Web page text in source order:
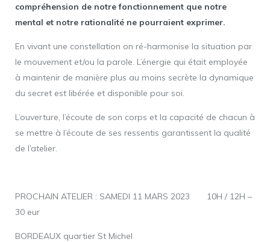
compréhension de notre fonctionnement que notre
mental et notre rationalité ne pourraient exprimer.
En vivant une constellation on ré-harmonise la situation par
le mouvement et/ou la parole. L’énergie qui était employée
à maintenir de manière plus au moins secrète la dynamique
du secret est libérée et disponible pour soi.
L’ouverture, l’écoute de son corps et la capacité de chacun à
se mettre à l’écoute de ses ressentis garantissent la qualité
de l’atelier.
PROCHAIN ATELIER : SAMEDI 11 MARS 2023 10H / 12H –
30 eur
BORDEAUX quartier St Michel